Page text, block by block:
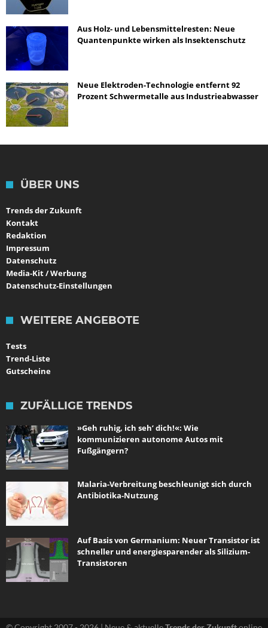
Aus Holz- und Lebensmittelresten: Neue
Quantenpunkte wirken als Insektenschutz
Neue Elektroden-Technologie entfernt 92
Prozent Schwermetalle aus Industrieabwasser
ÜBER UNS
Trends der Zukunft
Kontakt
Redaktion
Impressum
Datenschutz
Media-Kit / Werbung
Datenschutz-Einstellungen
WEITERE ANGEBOTE
Tests
Trend-Liste
Gutscheine
ZUFÄLLIGE TRENDS
»Geh ruhig, ich seh’ dich!«: Wie
kommunizieren autonome Autos mit
Fußgängern?
Malaria-Verbreitung beschleunigt sich durch
Antibiotika-Nutzung
Auf Basis von Germanium: Neuer Transistor ist
schneller und energiesparender als Silizium-
Transistoren